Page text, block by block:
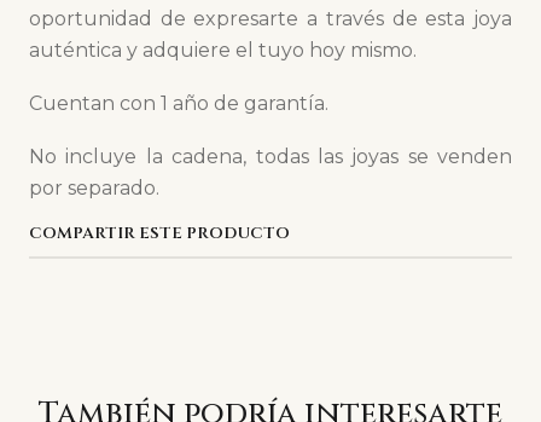
oportunidad de expresarte a través de esta joya
auténtica y adquiere el tuyo hoy mismo.
Cuentan con 1 año de garantía.
No incluye la cadena, todas las joyas se venden
por separado.
COMPARTIR ESTE PRODUCTO
También podría interesarte